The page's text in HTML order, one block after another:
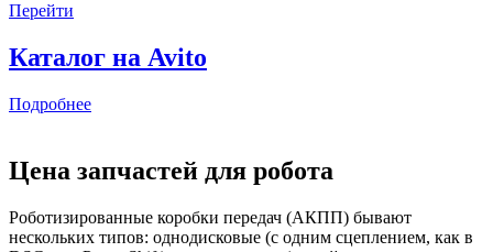
Перейти
Каталог на Avito
Подробнее
Цена запчастей для робота
Роботизированные коробки передач (АКПП) бывают
нескольких типов: однодисковые (с одним сцеплением, как в